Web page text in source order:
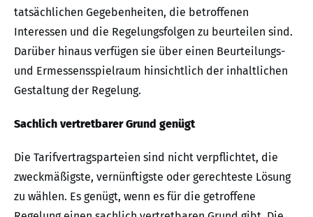
tatsächlichen Gegebenheiten, die betroffenen
Interessen und die Regelungsfolgen zu beurteilen sind.
Darüber hinaus verfügen sie über einen Beurteilungs-
und Ermessensspielraum hinsichtlich der inhaltlichen
Gestaltung der Regelung.
Sachlich vertretbarer Grund genügt
Die Tarifvertragsparteien sind nicht verpflichtet, die
zweckmäßigste, vernünftigste oder gerechteste Lösung
zu wählen. Es genügt, wenn es für die getroffene